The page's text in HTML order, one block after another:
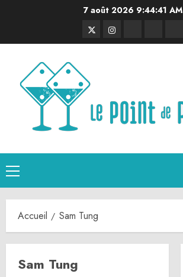
7 août 2026 9:44:41 AM
TwitterInstagram
Menu
principal
Accueil Sam Tung
Sam Tung